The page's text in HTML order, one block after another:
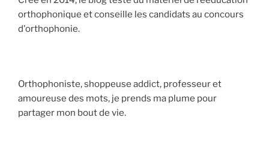
orthophonique et conseille les candidats au concours
d'orthophonie.
Orthophoniste, shoppeuse addict, professeur et
amoureuse des mots, je prends ma plume pour
partager mon bout de vie.